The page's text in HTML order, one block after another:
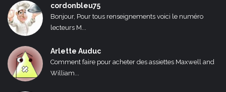
cordonbleu75
Bonjour, Pour tous renseignements voici le numéro
lecteurs M...
Arlette Auduc
Comment faire pour acheter des assiettes Maxwell and
William...